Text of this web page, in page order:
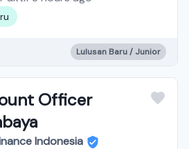
Lulusan Baru / Junior
Officer
Indonesia